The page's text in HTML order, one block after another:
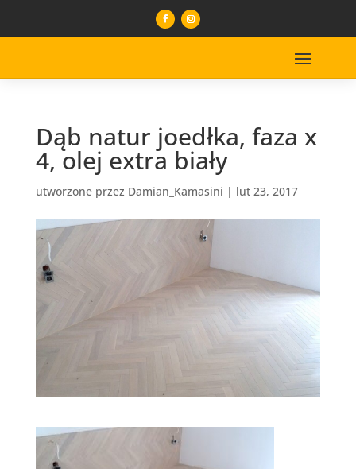
Dąb natur joedłka, faza x
4, olej extra biały
utworzone przez Damian_Kamasini | lut 23, 2017